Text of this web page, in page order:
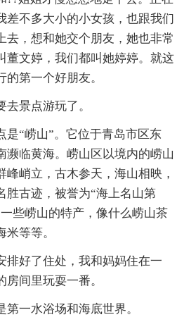
差不多大小的小女孩，也跟我们
去，想和她交个朋友，她也非常
董文婷，我们都叫她婷婷。就这
第一个好朋友。
景点游玩了。
是“崂山”。它位于青岛市区东
濒临黄海。崂山区以境内的崂山
峭立，古木参天，海山相映，
胜古迹，被誉为“海上名山第
些崂山的特产，像什么崂山茶
等等。
排好了住处，我和妈妈住在一
间里玩耍一番。
一水浴场和海底世界。